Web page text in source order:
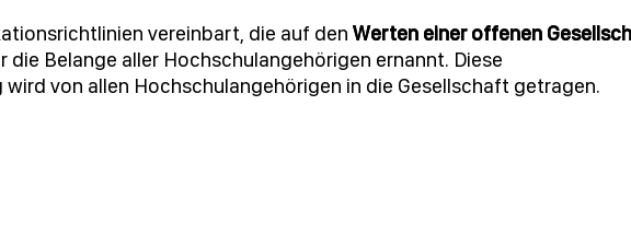
vereinbart, die auf den Werten einer offenen
Belange aller Hochschulangehörigen ernannt. Diese
von allen Hochschulangehörigen in die Gesellschaft getragen.